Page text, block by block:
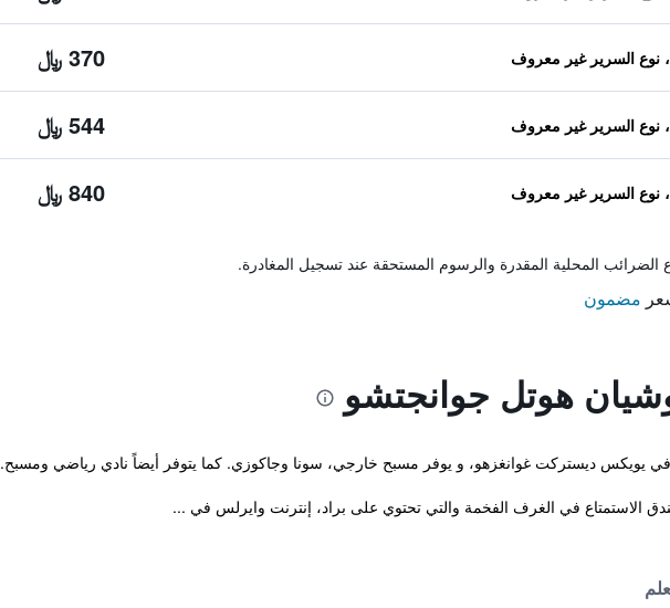
370 ﷼
544 ﷼
840 ﷼
المحلية المقدرة والرسوم المستحقة عند تسجيل المغادرة.
مضمون
هوتل جوانجتشو
في يويكس ديستركت غوانغزهو، و يوفر مسبح خارجي، سونا وجاكوزي. كما يتوفر أيضاً نادي رياضي ومسبح.
الاستمتاع في الغرف الفخمة والتي تحتوي على براد، إنترنت وايرلس في ...